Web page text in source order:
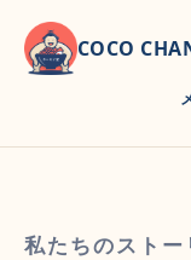
COCO
私たちのストー